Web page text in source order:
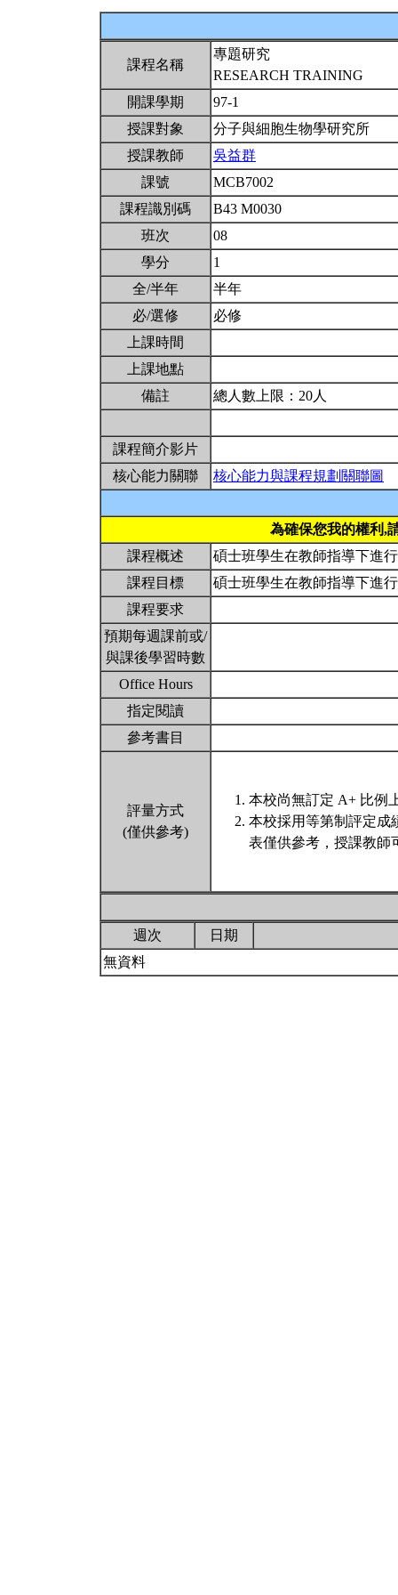
課程名稱
專題研究
RESEARCH TRAINING
開課學期
97-1
授課對象
分子與細胞生物學研究所
授課教師
吳益群
課號
MCB7002
課程識別碼
B43 M0030
班次
08
學分
1
全/半年
半年
必/選修
必修
上課時間
上課地點
備註
總人數上限：20人
課程簡介影片
核心能力關聯
核心能力與課程規劃關聯圖
為確保您我的權利,
課程概述
碩士班學生在教師指導下進
課程目標
碩士班學生在教師指導下進
課程要求
預期每週課前或/
與課後學習時數
Office Hours
指定閱讀
參考書目
評量方式
(僅供參考)
本校尚無訂定 A+ 比例
本校採用等第制評定成
表僅供參考，授課教師
週次
日期
無資料